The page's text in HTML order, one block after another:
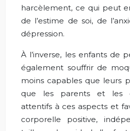
harcèlement, ce qui peut
de l’estime de soi, de
dépression.
À l’inverse, les enfants de
également souffrir de
moins capables que leurs
que les parents et les
attentifs à ces aspects et
corporelle positive,